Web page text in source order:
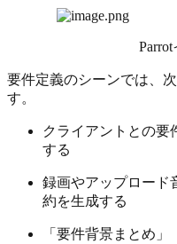
要件定義のシーンでは、
す。
クライアントとの要
する
録画やアップロード
約を生成する
「要件背景まとめ